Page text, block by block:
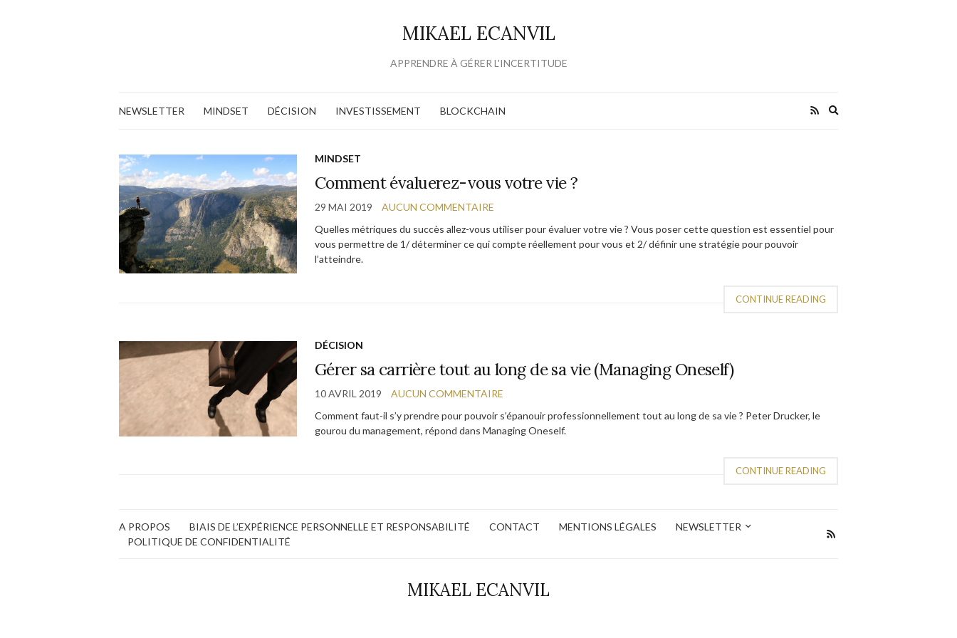
MIKAEL ECANVIL
APPRENDRE À GÉRER L'INCERTITUDE
NEWSLETTER MINDSET DÉCISION INVESTISSEMENT BLOCKCHAIN
MINDSET
Comment évaluerez-vous votre vie ?
29 MAI 2019
AUCUN COMMENTAIRE
Quelles métriques du succès allez-vous utiliser pour évaluer votre vie ? Vous poser cette question est essentiel pour
vous permettre de 1/ déterminer ce qui compte réellement pour vous et 2/ définir une stratégie pour pouvoir
l’atteindre.
CONTINUE READING
DÉCISION
Gérer sa carrière tout au long de sa vie (Managing Oneself)
10 AVRIL 2019
AUCUN COMMENTAIRE
Comment faut-il s’y prendre pour pouvoir s’épanouir professionnellement tout au long de sa vie ? Peter Drucker, le
gourou du management, répond dans Managing Oneself.
CONTINUE READING
A PROPOS BIAIS DE L’EXPÉRIENCE PERSONNELLE ET RESPONSABILITÉ CONTACT MENTIONS LÉGALES
NEWSLETTER
POLITIQUE DE CONFIDENTIALITÉ
MIKAEL ECANVIL